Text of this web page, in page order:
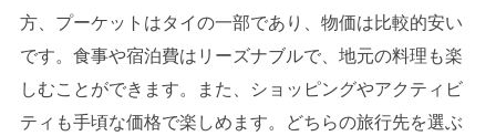
方、プーケットはタイの一部であり、物価は比較的安い
です。食事や宿泊費はリーズナブルで、地元の料理も楽
しむことができます。また、ショッピングやアクティビ
ティも手頃な価格で楽しめます。どちらの旅行先を選ぶ